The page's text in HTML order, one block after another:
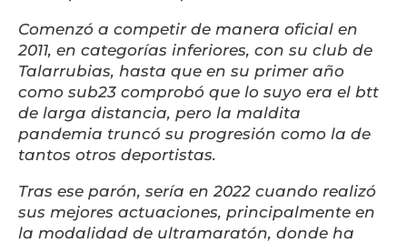
Comenzó a competir de manera oficial en
2011, en categorías inferiores, con su club de
Talarrubias, hasta que en su primer año
como sub23 comprobó que lo suyo era el btt
de larga distancia, pero la maldita
pandemia truncó su progresión como la de
tantos otros deportistas.
Tras ese parón, sería en 2022 cuando realizó
sus mejores actuaciones, principalmente en
la modalidad de ultramaratón, donde ha